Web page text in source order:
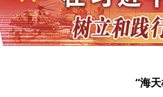
“海